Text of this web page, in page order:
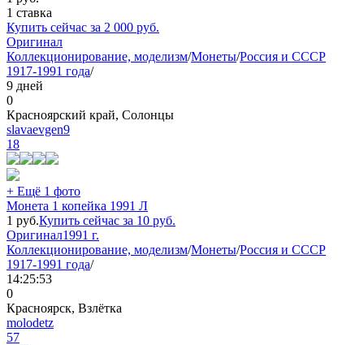
1 ставка
Купить сейчас за 2 000 руб.
Оригинал
Коллекционирование, моделизм/Монеты/Россия и СССР
1917-1991 года/
9 дней
0
Красноярский край, Солонцы
slavaevgen9
18
+ Ещё 1 фото
Монета 1 копейка 1991 Л
1 руб.Купить сейчас за 10 руб.
Оригинал1991 г.
Коллекционирование, моделизм/Монеты/Россия и СССР
1917-1991 года/
14:25:53
0
Красноярск, Взлётка
molodetz
57